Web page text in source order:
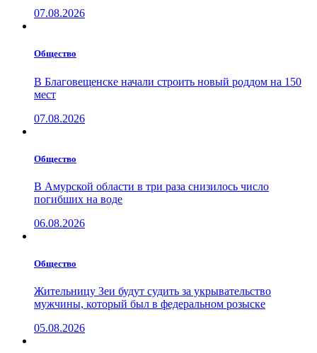
07.08.2026
Общество
В Благовещенске начали строить новый роддом на 150
мест
07.08.2026
Общество
В Амурской области в три раза снизилось число
погибших на воде
06.08.2026
Общество
Жительницу Зеи будут судить за укрывательство
мужчины, который был в федеральном розыске
05.08.2026